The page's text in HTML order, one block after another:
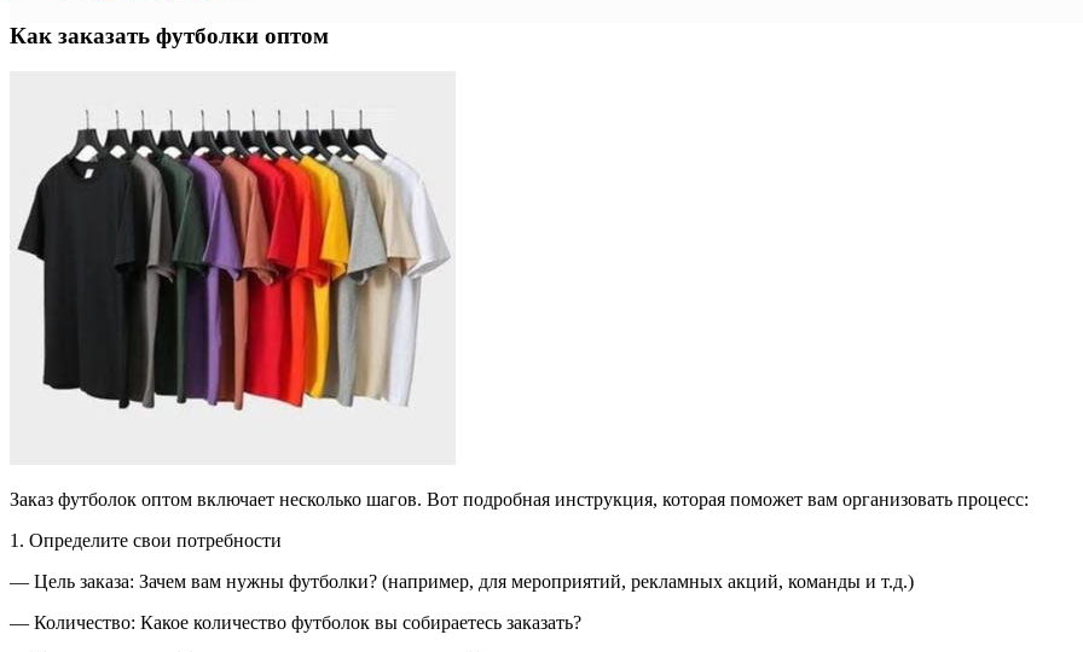
Как заказать футболки оптом
Заказ футболок оптом включает несколько шагов. Вот подробная инструкция, которая поможет вам организовать процесс:
1. Определите свои потребности
— Цель заказа: Зачем вам нужны футболки? (например, для мероприятий, рекламных акций, команды и т.д.)
— Количество: Какое количество футболок вы собираетесь заказать?